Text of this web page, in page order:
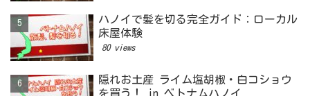
ハノイで髪を切る完全ガイド：ローカル
床屋体験
80 views
隠れお土産 ライム塩胡椒・白コショウ
を買う！ in ベトナムハノイ